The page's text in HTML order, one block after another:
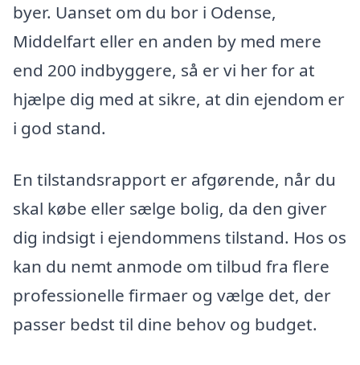
byer. Uanset om du bor i Odense,
Middelfart eller en anden by med mere
end 200 indbyggere, så er vi her for at
hjælpe dig med at sikre, at din ejendom er
i god stand.
En tilstandsrapport er afgørende, når du
skal købe eller sælge bolig, da den giver
dig indsigt i ejendommens tilstand. Hos os
kan du nemt anmode om tilbud fra flere
professionelle firmaer og vælge det, der
passer bedst til dine behov og budget.